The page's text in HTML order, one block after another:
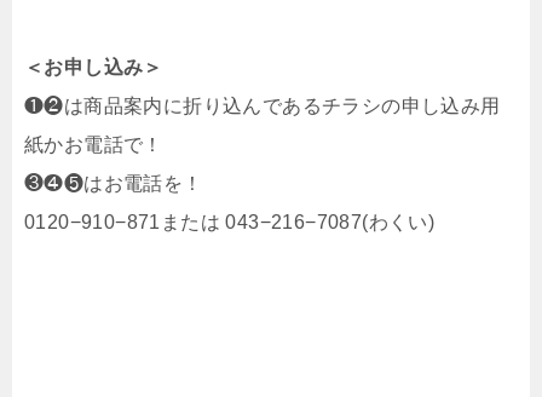
＜お申し込み＞
❶❷は商品案内に折り込んであるチラシの申し込み用
紙かお電話で！
❸❹❺はお電話を！
0120−910−871または 043−216−7087(わくい)